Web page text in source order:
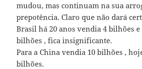
mudou, mas continuam na sua
prepotência. Claro que não dará
Brasil há 20 anos vendia 4 bilhões
bilhões , fica insignificante.
Para a China vendia 10 bilhões ,
bilhões.